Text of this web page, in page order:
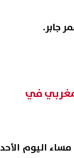
جابر.
في
اليوم الأحد